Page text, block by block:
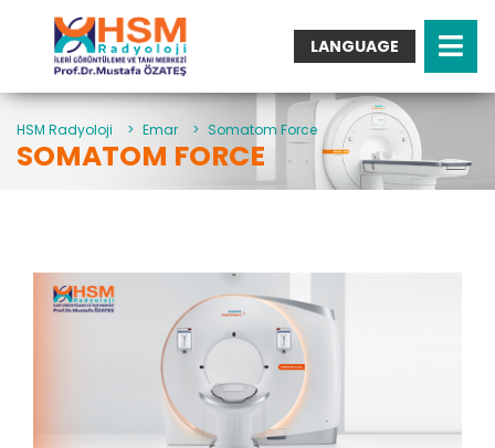
LANGUAGE
Turkish
English
Arabic
German
Spanish
Bulgarian
HSM Radyoloji > Emar > Somatom Force
SOMATOM FORCE